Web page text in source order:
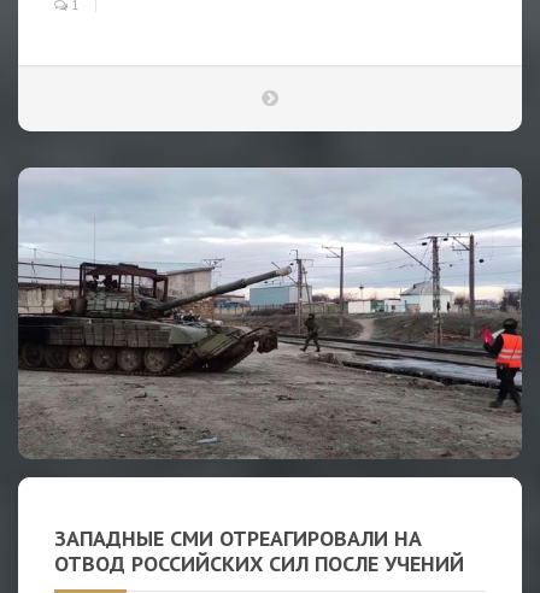
1
ЗАПАДНЫЕ СМИ ОТРЕАГИРОВАЛИ НА
ОТВОД РОССИЙСКИХ СИЛ ПОСЛЕ УЧЕНИЙ